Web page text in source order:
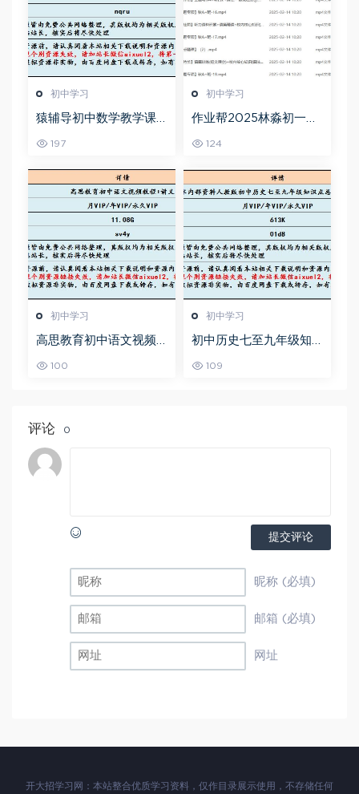
初中学习
猿辅导初中数学教学课
35G百度网盘资源打包下
197
初中学习
作业帮2025林淼初一英
124
初中学习
高思教育初中语文视频
全部课程
100
初中学习
初中历史七至九年级知
衡水内部资料人教版，
109
评论 0
提交评论
昵称 (必填)
邮箱 (必填)
网址
开大招学习网：本站整合优质学习资料，仅作目录展示使用，不存储任何